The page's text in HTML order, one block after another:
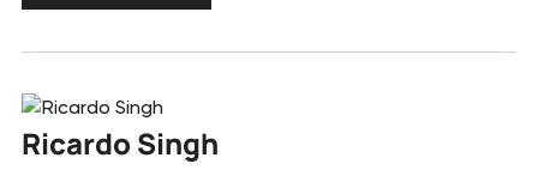
Ricardo Singh